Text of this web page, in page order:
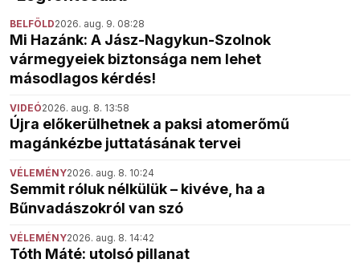
BELFÖLD2026. aug. 9. 08:28
Mi Hazánk: A Jász-Nagykun-Szolnok
vármegyeiek biztonsága nem lehet
másodlagos kérdés!
VIDEÓ2026. aug. 8. 13:58
Újra előkerülhetnek a paksi atomerőmű
magánkézbe juttatásának tervei
VÉLEMÉNY2026. aug. 8. 10:24
Semmit róluk nélkülük – kivéve, ha a
Bűnvadászokról van szó
VÉLEMÉNY2026. aug. 8. 14:42
Tóth Máté: utolsó pillanat